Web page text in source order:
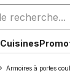
Cuisines
Armoires à portes